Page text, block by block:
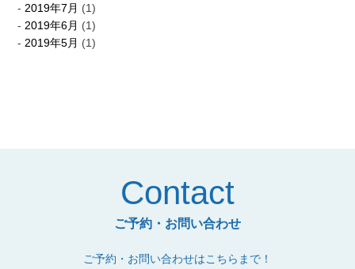
2019年7月 (1)
2019年6月 (1)
2019年5月 (1)
Contact
ご予約・お問い合わせ
ご予約・お問い合わせはこちらまで！